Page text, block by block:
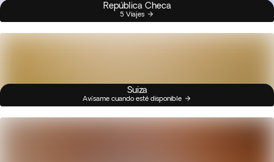
República Checa
5 Viajes
Suiza
Avísame cuando esté disponible